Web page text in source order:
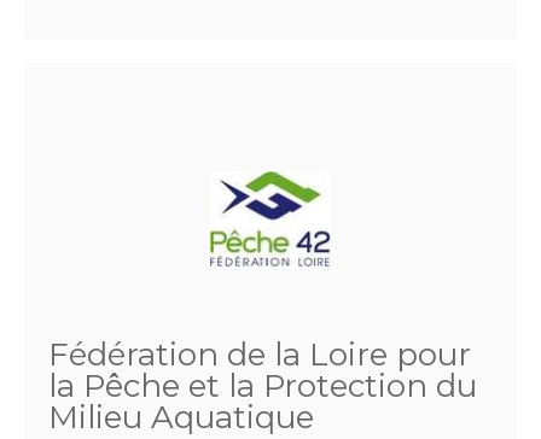
Fédération de la Loire pour
la Pêche et la Protection du
Milieu Aquatique